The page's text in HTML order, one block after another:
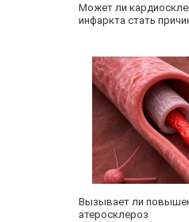
Может ли
инфаркта стать
Вызывает ли
атеросклероз